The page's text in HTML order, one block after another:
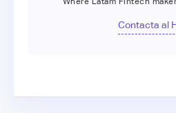
Contacta al